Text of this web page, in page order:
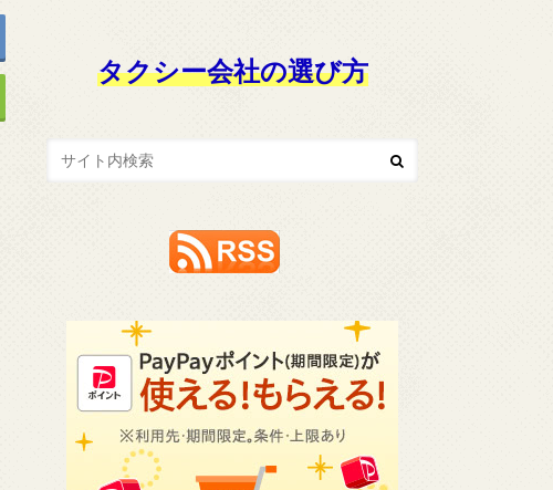
タクシー会社の選び方